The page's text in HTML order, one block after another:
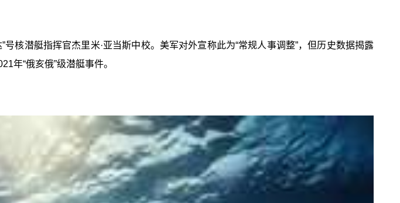
核潜艇指挥官杰里米·亚当斯中校。美军对外宣称此为“常规人事调整”，但历史数据揭露
年“俄亥俄”级潜艇事件。